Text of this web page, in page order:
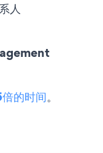
人
的时间。